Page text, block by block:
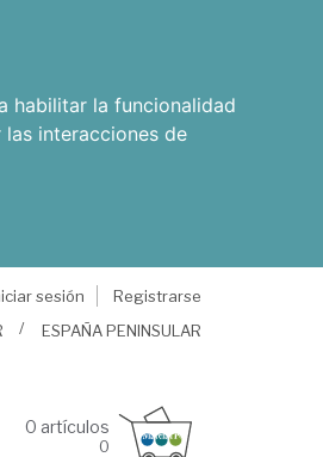
habilitar la funcionalidad
interacciones de
sesión
Registrarse
ESPAÑA PENINSULAR
0 artículos
0